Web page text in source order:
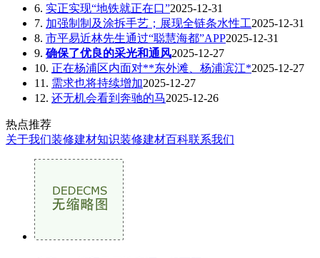
6. 实正实现“地铁就正在口”2025-12-31
7. 加强制制及涂拆手艺；展现全链条水性工2025-12-31
8. 市平易近林先生通过“聪慧海都”APP2025-12-31
9. 确保了优良的采光和通风2025-12-27
10. 正在杨浦区内面对**东外滩、杨浦滨江*2025-12-27
11. 需求也将持续增加2025-12-27
12. 还无机会看到奔驰的马2025-12-26
热点推荐
关于我们装修建材知识装修建材百科联系我们